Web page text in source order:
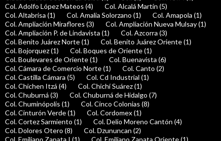
Col. Adolfo López Mateos (4)
Col. Alcalá Martín (5)
Col. Altabrisa (1)
Col. Amalia Solorzano (1)
Col. Amapola (1)
Col. Ampliación Miraflores (3)
Col. Ampliación Nueva Mulsay (1)
Col. Ampliación P. de Lindavista (1)
Col. Azcorra (3)
Col. Benito Juárez Norte (1)
Col. Benito Juárez Oriente (1)
Col. Bojorquez (1)
Col. Boques de Oriente (1)
Col. Boulevares de Oriente (1)
Col. Buenavista (6)
Col. Cámara de Comercio Norte (1)
Col. Canto (2)
Col. Castilla Cámara (5)
Col. Cd Industrial (1)
Col. Chichen Itzá (4)
Col. Chichí Suárez (1)
Col. Chuburná (3)
Col. Chuburná de Hidalgo (7)
Col. Chuminópolis (1)
Col. Cinco Colonias (8)
Col. Cinturón Verde (1)
Col. Cordomex (1)
Col. Cortez Sarmiento (1)
Col. Delio Moreno Cantón (4)
Col. Dolores Otero (8)
Col. Dzununcan (2)